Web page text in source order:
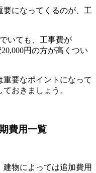
になってくるのが、工
いても、工事費が
円の方が高くつい
要なポイントになって
おきましょう。
費用一覧
物によっては追加費用